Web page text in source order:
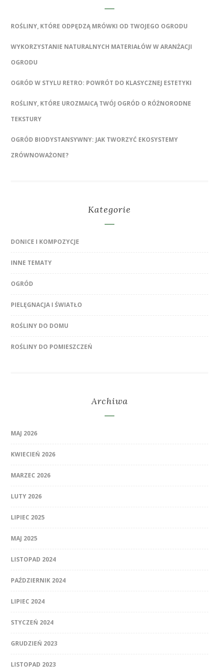
ROŚLINY, KTÓRE ODPĘDZĄ MRÓWKI OD TWOJEGO OGRODU
WYKORZYSTANIE NATURALNYCH MATERIAŁÓW W ARANŻACJI
OGRODU
OGRÓD W STYLU RETRO: POWRÓT DO KLASYCZNEJ ESTETYKI
ROŚLINY, KTÓRE UROZMAICĄ TWÓJ OGRÓD O RÓŻNORODNE
TEKSTURY
OGRÓD BIODYSTANSYWNY: JAK TWORZYĆ EKOSYSTEMY
ZRÓWNOWAŻONE?
Kategorie
DONICE I KOMPOZYCJE
INNE TEMATY
OGRÓD
PIELĘGNACJA I ŚWIATŁO
ROŚLINY DO DOMU
ROŚLINY DO POMIESZCZEŃ
Archiwa
MAJ 2026
KWIECIEŃ 2026
MARZEC 2026
LUTY 2026
LIPIEC 2025
MAJ 2025
LISTOPAD 2024
PAŹDZIERNIK 2024
LIPIEC 2024
STYCZEŃ 2024
GRUDZIEŃ 2023
LISTOPAD 2023